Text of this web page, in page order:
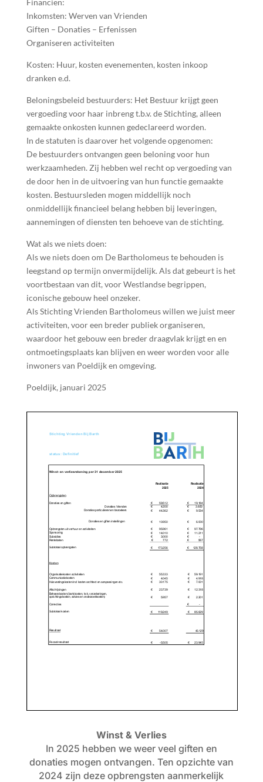
Inkomsten: Werven van Vrienden
Giften – Donaties – Erfenissen
Organiseren activiteiten
Kosten: Huur, kosten evenementen, kosten inkoop
dranken e.d.
Beloningsbeleid bestuurders: Het Bestuur krijgt geen
vergoeding voor haar inbreng t.b.v. de Stichting, alleen
gemaakte onkosten kunnen gedeclareerd worden.
In de statuten is daarover het volgende opgenomen:
De bestuurders ontvangen geen beloning voor hun
werkzaamheden. Zij hebben wel recht op vergoeding van
de door hen in de uitvoering van hun functie gemaakte
kosten. Bestuursleden mogen middellijk noch
onmiddellijk financieel belang hebben bij leveringen,
aannemingen of diensten ten behoeve van de stichting.
Wat als we niets doen:
Als we niets doen om De Bartholomeus te behouden is
leegstand op termijn onvermijdelijk. Als dat gebeurt is het
voortbestaan van dit, voor Westlandse begrippen,
iconische gebouw heel onzeker.
Als Stichting Vrienden Bartholomeus willen we juist meer
activiteiten, voor een breder publiek organiseren,
waardoor het gebouw een breder draagvlak krijgt en en
ontmoetingsplaats kan blijven en weer worden voor alle
inwoners van Poeldijk en omgeving.
Poeldijk, januari 2025
Winst & Verlies
In 2025 hebben we weer veel giften en
donaties mogen ontvangen. Ten opzichte van
2024 zijn deze opbrengsten aanmerkelijk